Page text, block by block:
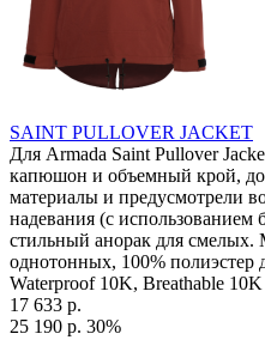
SAINT PULLOVER JACKET
Для Armada Saint Pullover
капюшон и объемный крой,
материалы и предусмотрели
надевания (с
стильный анорак для смелых.
однотонных, 100% полиэстер
Waterproof 10K, Breathable
17 633 р.
25 190 р. 30%